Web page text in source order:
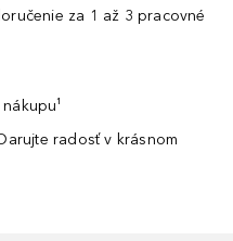
za 1 až 3 pracovné
radosť v krásnom